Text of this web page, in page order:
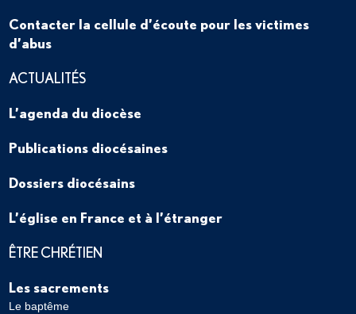
Contacter la cellule d’écoute pour les victimes
d’abus
ACTUALITÉS
L’agenda du diocèse
Publications diocésaines
Dossiers diocésains
L’église en France et à l’étranger
ÊTRE CHRÉTIEN
Les sacrements
Le baptême